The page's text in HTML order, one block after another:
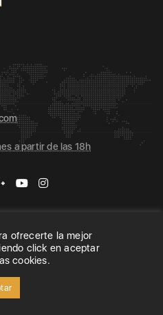
a partir de las 18h
ofrecerte la mejor
click en aceptar
cookies.